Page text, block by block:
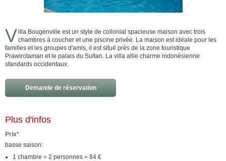
Villa Bougenville est un style de collonial spacieuse maison avec trois
chambres à coucher et une piscine privée. La maison est idéale pour les
familles et les groupes d'amis, il est situé près de la zone touristique
Prawirotaman et le palais du Sultan. La villa allie charme indonésienne
standards occidentaux.
Demande de réservation
Plus d'infos
Prix*
basse saison:
1 chambre = 2 personnes = 84 €